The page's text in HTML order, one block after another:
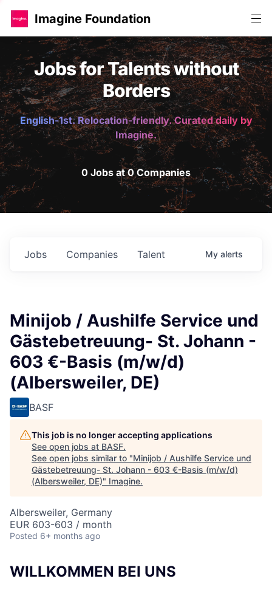
Imagine Foundation
Jobs for Talents without
Borders
English-1st. Relocation-friendly. Curated daily by
Imagine.
0 Jobs at 0 Companies
Jobs Companies Talent My alerts
Minijob / Aushilfe Service und
Gästebetreuung- St. Johann -
603 €-Basis (m/w/d)
(Albersweiler, DE)
BASF
This job is no longer accepting applications
See open jobs at BASF.
See open jobs similar to "Minijob / Aushilfe Service und
Gästebetreuung- St. Johann - 603 €-Basis (m/w/d)
(Albersweiler, DE)" Imagine.
Albersweiler, Germany
EUR 603-603 / month
Posted 6+ months ago
WILLKOMMEN BEI UNS